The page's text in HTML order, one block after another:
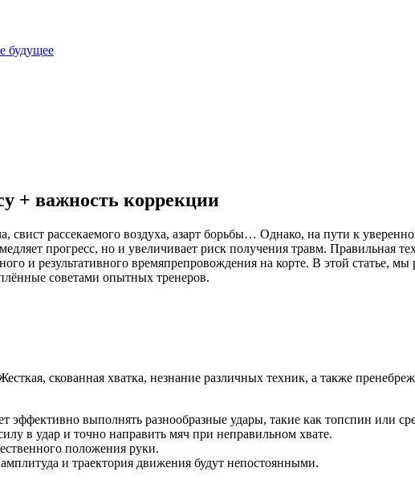
будущее
+ важность коррекции
рассекаемого воздуха, азарт борьбы… Однако, на пути к
прогресс, но и увеличивает риск получения травм. Правильная
и результативного времяпрепровождения на корте. В этой статье,
советами опытных тренеров.
скованная хватка, незнание различных техник, а также
эффективно выполнять разнообразные удары, такие как топспин или
в удар и точно направить мяч при неправильном хвате.
положения руки.
и траектория движения будут непостоянными.